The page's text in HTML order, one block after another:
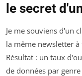
le secret
Je me souviens d'un
la même newsletter
Résultat : un taux
de données par